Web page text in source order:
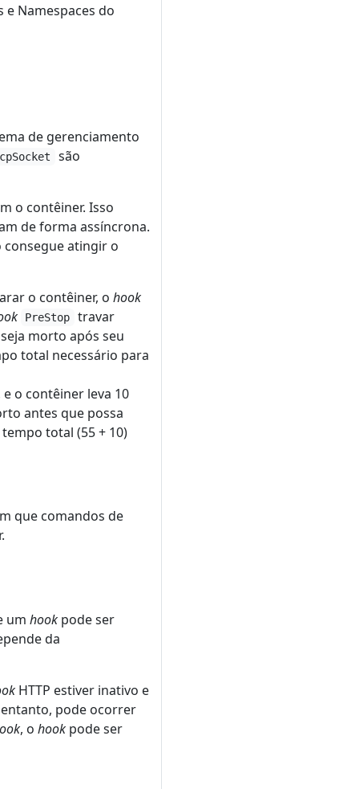
Namespaces do
de gerenciamento
são
o contêiner. Isso
de forma assíncrona.
atingir o
o contêiner, o hook
PreStop
travar
morto após seu
total necessário para
o contêiner leva 10
antes que possa
total (55 + 10)
que comandos de
um hook pode ser
da
HTTP estiver inativo e
pode ocorrer
, o hook pode ser